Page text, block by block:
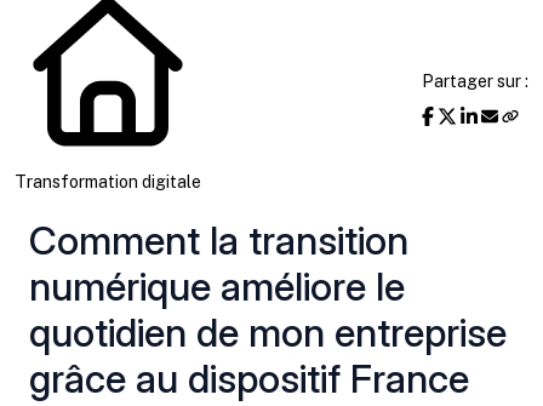
Transformation digitale
Partager sur :
Comment la transition
numérique améliore le
quotidien de mon entreprise
grâce au dispositif France